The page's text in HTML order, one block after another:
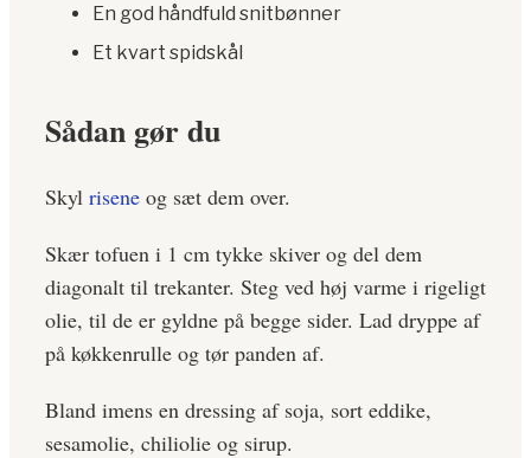
En god håndfuld snitbønner
Et kvart spidskål
Sådan gør du
Skyl risene og sæt dem over.
Skær tofuen i 1 cm tykke skiver og del dem
diagonalt til trekanter. Steg ved høj varme i rigeligt
olie, til de er gyldne på begge sider. Lad dryppe af
på køkkenrulle og tør panden af.
Bland imens en dressing af soja, sort eddike,
sesamolie, chiliolie og sirup.